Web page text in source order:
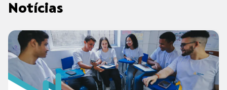
Notícias